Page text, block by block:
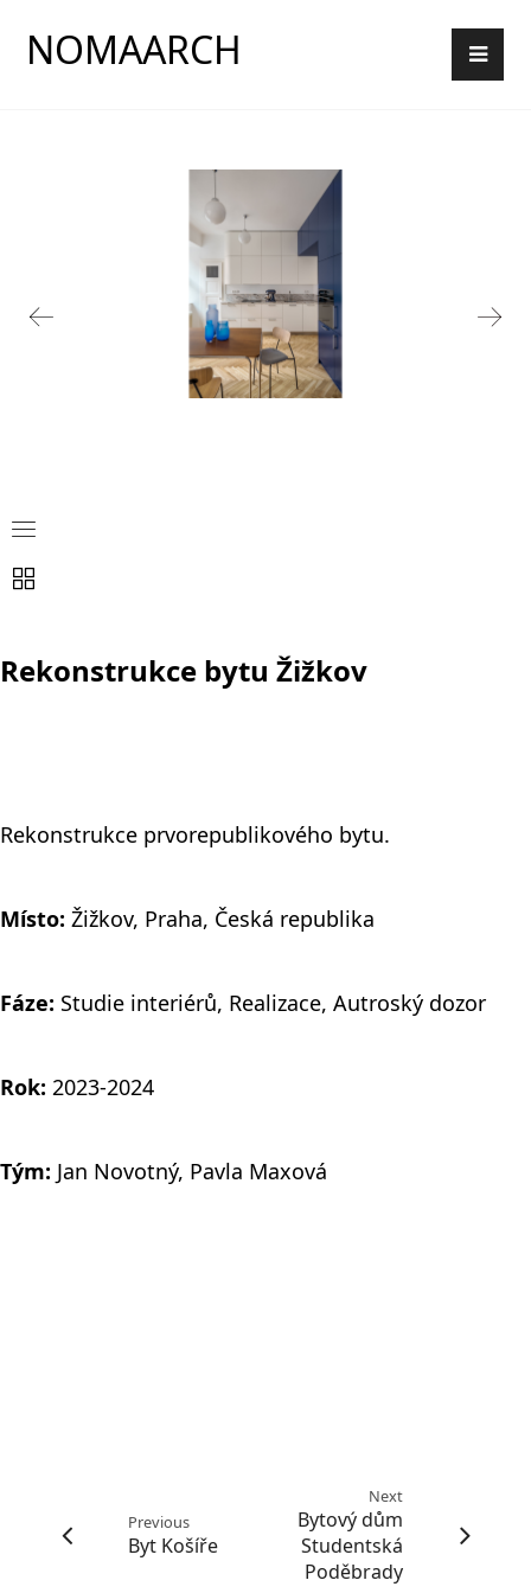
NOMAARCH
Rekonstrukce bytu Žižkov
Rekonstrukce prvorepublikového bytu.
Místo: Žižkov, Praha, Česká republika
Fáze: Studie interiérů, Realizace, Autroský dozor
Rok: 2023-2024
Tým: Jan Novotný, Pavla Maxová
Previous
Byt Košíře
Next
Bytový dům
Studentská
Poděbrady